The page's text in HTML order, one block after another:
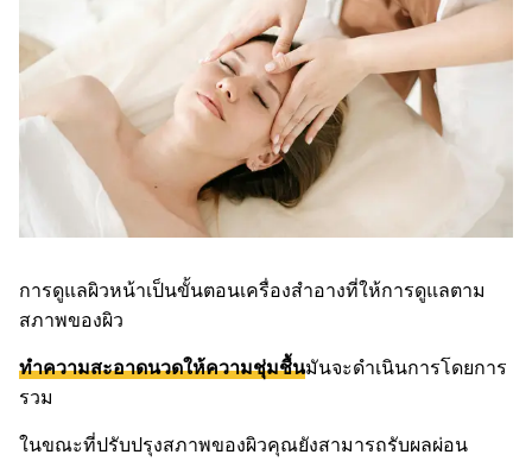
การดูแลผิวหน้าเป็นขั้นตอนเครื่องสำอางที่ให้การดูแลตาม
สภาพของผิว
ทำความสะอาดนวดให้ความชุ่มชื้นมันจะดำเนินการโดยการ
รวม
ในขณะที่ปรับปรุงสภาพของผิวคุณยังสามารถรับผลผ่อน